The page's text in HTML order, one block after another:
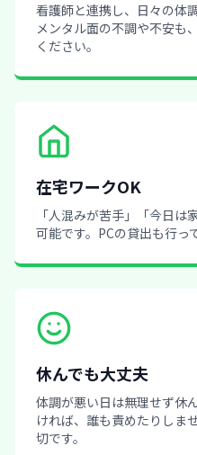
看護師と連携し、日々の体
メンタル面の不調や不安も
ください。
在宅ワークOK
「人混みが苦手」「今日は
可能です。PCの貸出も行っ
休んでも大丈夫
体調が悪い日は無理せず休
ければ、誰も責めたりしま
切です。